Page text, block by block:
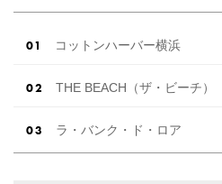
コットンハーバー横浜
THE BEACH（ザ・ビーチ）
ラ・バンク・ド・ロア